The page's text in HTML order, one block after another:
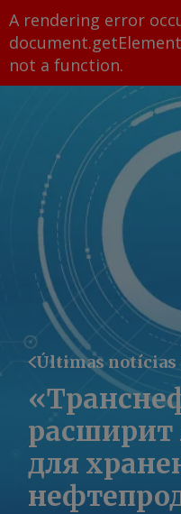
A rendering error
not a function.
Últimas notícias
для